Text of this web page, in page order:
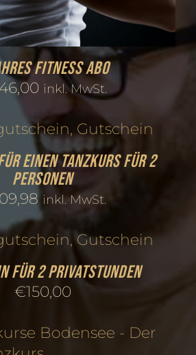
Fitness Abo
inkl. MwSt.
einen Tanzkurs für 2
Personen
inkl. MwSt.
für 2 Privatstunden
€150,00